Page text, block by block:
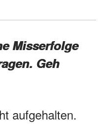
Misserfolge
Geh
aufgehalten.